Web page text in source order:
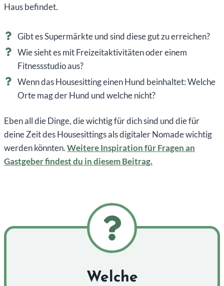
Haus befindet.
Gibt es Supermärkte und sind diese gut zu erreichen?
Wie sieht es mit Freizeitaktivitäten oder einem
Fitnessstudio aus?
Wenn das Housesitting einen Hund beinhaltet: Welche
Orte mag der Hund und welche nicht?
Eben all die Dinge, die wichtig für dich sind und die für
deine Zeit des Housesittings als digitaler Nomade wichtig
werden könnten.Weitere Inspiration für Fragen an
Gastgeber findest du in diesem Beitrag.
Welche